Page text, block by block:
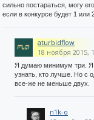
сильно постараться, могу
если в конкурсе будет 1 или
aturbidflow
18 ноября 2015,
Я думаю минимум три. Я
узнать, кто лучше. Но с
все-же не меньше двух.
n1k-o